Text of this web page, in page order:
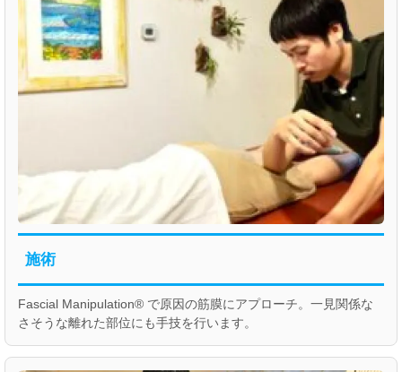
施術
Fascial Manipulation® で原因の筋膜にアプローチ。一見関係な
さそうな離れた部位にも手技を行います。